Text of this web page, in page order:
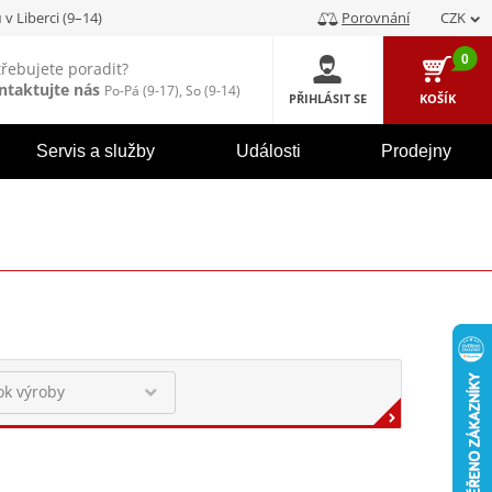
v Liberci (9–14) Porovnání CZK
poradit?
nás Po-Pá (9-17), So (9-14) PŘIHLÁSIT SE
0
KOŠÍK
Servis a služby Události Prodejny